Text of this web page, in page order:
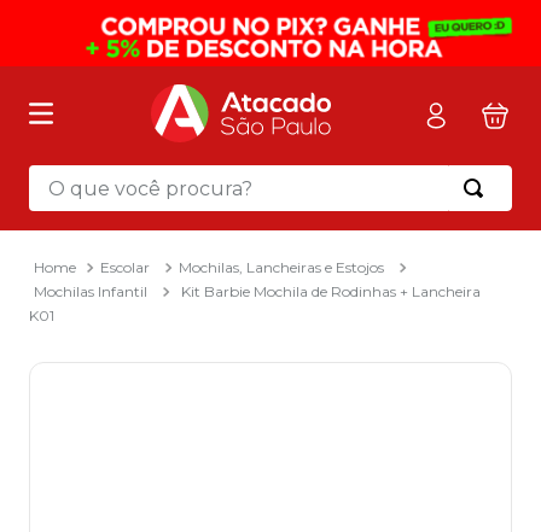
O que você procura?
Escolar
Mochilas, Lancheiras e Estojos
Mochilas Infantil
Kit Barbie Mochila de Rodinhas + Lancheira
K01
Termos mais buscados
mochila
2º sacola